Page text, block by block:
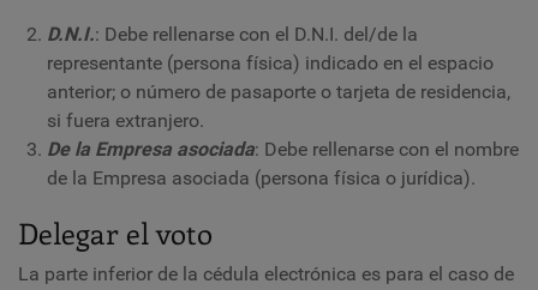
D.N.I.: Debe rellenarse con el D.N.I. del/de la
representante (persona física) indicado en el espacio
anterior; o número de pasaporte o tarjeta de residencia,
si fuera extranjero.
De la Empresa asociada: Debe rellenarse con el nombre
de la Empresa asociada (persona física o jurídica).
Delegar el voto
La parte inferior de la cédula electrónica es para el caso de